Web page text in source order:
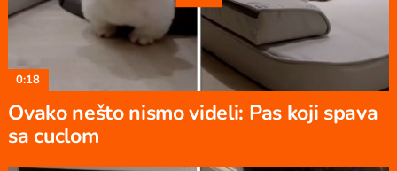
0:18
Ovako nešto nismo videli: Pas koji spava
sa cuclom